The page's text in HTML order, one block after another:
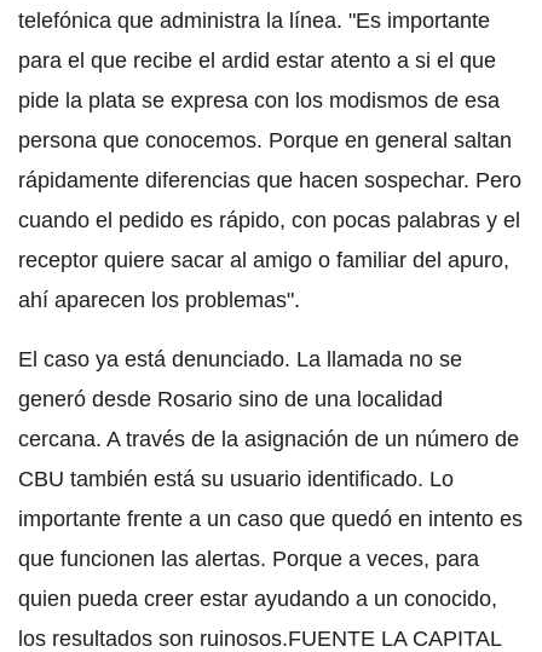
telefónica que administra la línea. "Es importante
para el que recibe el ardid estar atento a si el que
pide la plata se expresa con los modismos de esa
persona que conocemos. Porque en general saltan
rápidamente diferencias que hacen sospechar. Pero
cuando el pedido es rápido, con pocas palabras y el
receptor quiere sacar al amigo o familiar del apuro,
ahí aparecen los problemas".
El caso ya está denunciado. La llamada no se
generó desde Rosario sino de una localidad
cercana. A través de la asignación de un número de
CBU también está su usuario identificado. Lo
importante frente a un caso que quedó en intento es
que funcionen las alertas. Porque a veces, para
quien pueda creer estar ayudando a un conocido,
los resultados son ruinosos.FUENTE LA CAPITAL